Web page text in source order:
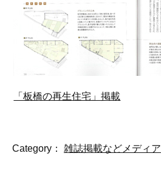
「板橋の再生住宅」掲載
Category： 雑誌掲載などメディア